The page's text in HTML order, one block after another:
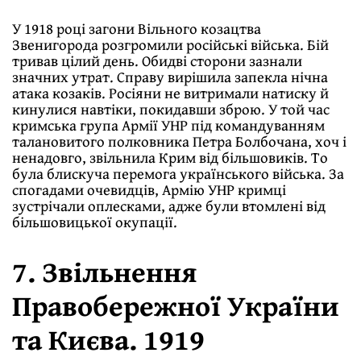
У 1918 році загони Вільного козацтва
Звенигорода розгромили російські війська. Бій
тривав цілий день. Обидві сторони зазнали
значних утрат. Справу вирішила запекла нічна
атака козаків. Росіяни не витримали натиску й
кинулися навтіки, покидавши зброю. У той час
кримська група Армії УНР під командуванням
талановитого полковника Петра Болбочана, хоч і
ненадовго, звільнила Крим від більшовиків. То
була блискуча перемога українського війська. За
спогадами очевидців, Армію УНР кримці
зустрічали оплесками, адже були втомлені від
більшовицької окупації.
7. Звільнення
Правобережної України
та Києва. 1919